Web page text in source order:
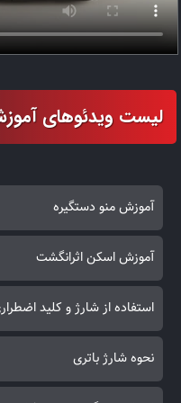
موبایل و تعریف رمزهای
دسترسی مختلف، مانند
و دیگر قابلیت‌های امنیتی نیز
ایلاک
آموزش منو دستگیره
آموزش اسکن اثرانگشت
استفاده از شارژ و کلید
نحوه شارژ باتری